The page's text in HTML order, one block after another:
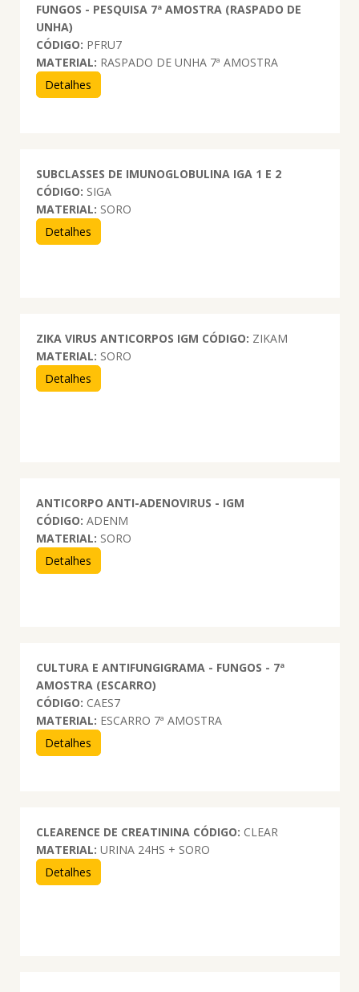
FUNGOS - PESQUISA 7ª AMOSTRA (RASPADO DE
UNHA)
CÓDIGO: PFRU7
MATERIAL: RASPADO DE UNHA 7ª AMOSTRA
Detalhes
SUBCLASSES DE IMUNOGLOBULINA IGA 1 E 2
CÓDIGO: SIGA
MATERIAL: SORO
Detalhes
ZIKA VIRUS ANTICORPOS IGM CÓDIGO: ZIKAM
MATERIAL: SORO
Detalhes
ANTICORPO ANTI-ADENOVIRUS - IGM
CÓDIGO: ADENM
MATERIAL: SORO
Detalhes
CULTURA E ANTIFUNGIGRAMA - FUNGOS - 7ª
AMOSTRA (ESCARRO)
CÓDIGO: CAES7
MATERIAL: ESCARRO 7ª AMOSTRA
Detalhes
CLEARENCE DE CREATININA CÓDIGO: CLEAR
MATERIAL: URINA 24HS + SORO
Detalhes